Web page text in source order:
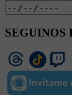
SEGUINOS